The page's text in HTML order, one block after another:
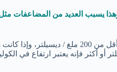
يسبب العديد من المضاعفات مثل
وإذا ارتفعت إلى 240 ملغ / ديسيلتر أو أكثر